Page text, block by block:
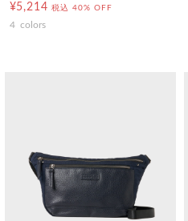
¥5,214 税込 40% OFF
4 colors